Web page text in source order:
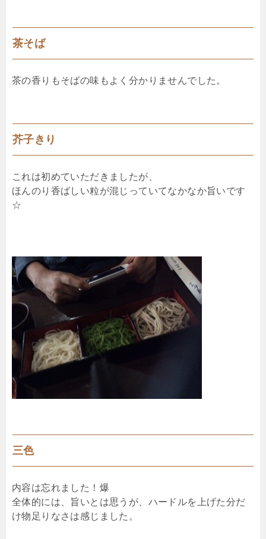
茶そば
茶の香りもそばの味もよく分かりませんでした。
芥子きり
これは初めていただきましたが、
ほんのり香ばしい粒が混じっていてなかなか旨いです
☆
三色
内容は忘れました！爆
全体的には、旨いとは思うが、ハードルを上げた分だ
け物足りなさは感じました。